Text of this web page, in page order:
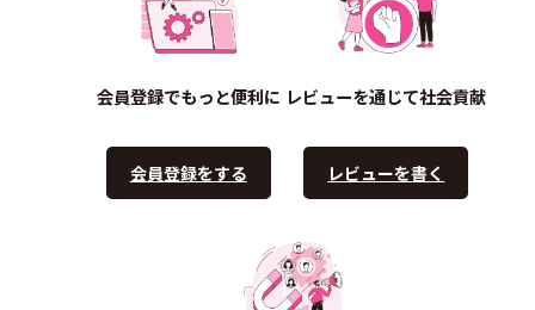
会員登録でもっと便利に
会員登録をする
レビューを通じて社会貢献
レビューを書く